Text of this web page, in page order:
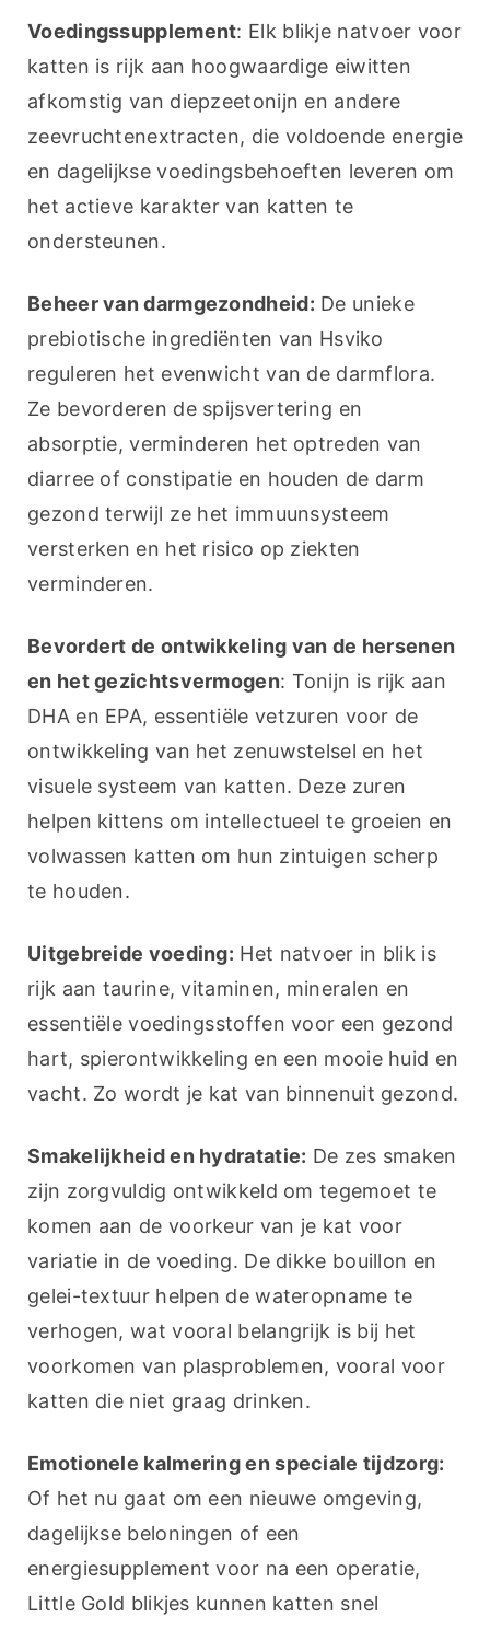
Voedingssupplement: Elk blikje natvoer voor
katten is rijk aan hoogwaardige eiwitten
afkomstig van diepzeetonijn en andere
zeevruchtenextracten, die voldoende energie
en dagelijkse voedingsbehoeften leveren om
het actieve karakter van katten te
ondersteunen.
Beheer van darmgezondheid: De unieke
prebiotische ingrediënten van Hsviko
reguleren het evenwicht van de darmflora.
Ze bevorderen de spijsvertering en
absorptie, verminderen het optreden van
diarree of constipatie en houden de darm
gezond terwijl ze het immuunsysteem
versterken en het risico op ziekten
verminderen.
Bevordert de ontwikkeling van de hersenen
en het gezichtsvermogen: Tonijn is rijk aan
DHA en EPA, essentiële vetzuren voor de
ontwikkeling van het zenuwstelsel en het
visuele systeem van katten. Deze zuren
helpen kittens om intellectueel te groeien en
volwassen katten om hun zintuigen scherp
te houden.
Uitgebreide voeding: Het natvoer in blik is
rijk aan taurine, vitaminen, mineralen en
essentiële voedingsstoffen voor een gezond
hart, spierontwikkeling en een mooie huid en
vacht. Zo wordt je kat van binnenuit gezond.
Smakelijkheid en hydratatie: De zes smaken
zijn zorgvuldig ontwikkeld om tegemoet te
komen aan de voorkeur van je kat voor
variatie in de voeding. De dikke bouillon en
gelei-textuur helpen de wateropname te
verhogen, wat vooral belangrijk is bij het
voorkomen van plasproblemen, vooral voor
katten die niet graag drinken.
Emotionele kalmering en speciale tijdzorg:
Of het nu gaat om een nieuwe omgeving,
dagelijkse beloningen of een
energiesupplement voor na een operatie,
Little Gold blikjes kunnen katten snel